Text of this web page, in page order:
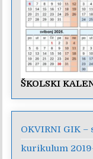
ŠKOLSKI
OKVIRNI GIK –
kurikulum